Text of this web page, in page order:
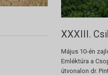
XXXIII.
Május 10-én
Emléktúra a
útvonalon dr.